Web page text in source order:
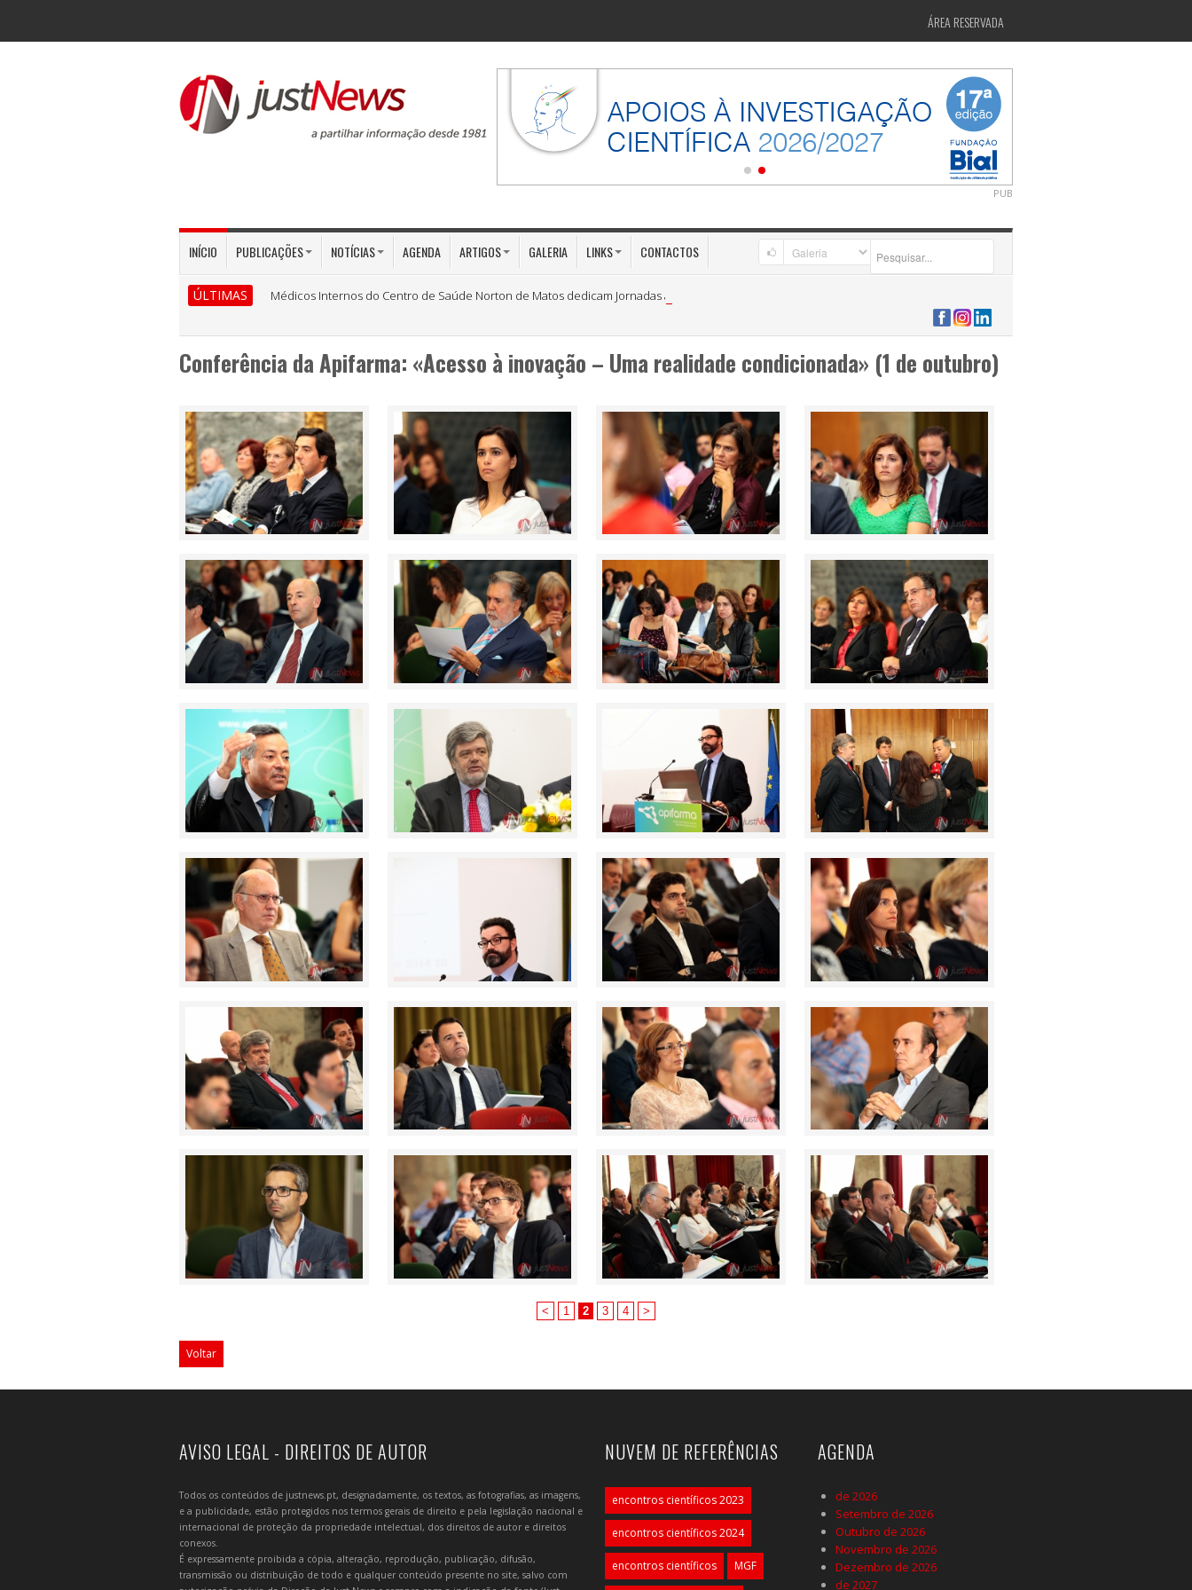
ÁREA RESERVADA
PUB
INÍCIO PUBLICAÇÕES NOTÍCIAS AGENDA ARTIGOS GALERIA LINKS CONTACTOS
ÚLTIMAS Médicos Internos do Centro de Saúde Norton de Matos dedicam Jornadas à «Medicina Preventiva»
Conferência da Apifarma: «Acesso à inovação – Uma realidade condicionada» (1 de outubro)
< 1 2 3 4 >
Voltar
AVISO LEGAL - DIREITOS DE AUTOR
Todos os conteúdos de justnews.pt, designadamente, os textos, as fotografias, as imagens,
e a publicidade, estão protegidos nos termos gerais de direito e pela legislação nacional e
internacional de proteção da propriedade intelectual, dos direitos de autor e direitos
conexos.
É expressamente proibida a cópia, alteração, reprodução, publicação, difusão,
transmissão ou distribuição de todo e qualquer conteúdo presente no site, salvo com
NUVEM DE REFERÊNCIAS
encontros científicos 2023
encontros científicos 2024
encontros científicos MGF
AGENDA
de 2026
Setembro de 2026
Outubro de 2026
Novembro de 2026
Dezembro de 2026
de 2027